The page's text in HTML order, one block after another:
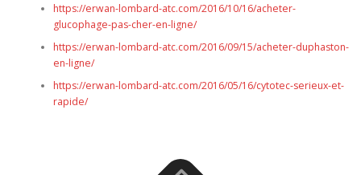
https://erwan-lombard-atc.com/2016/10/16/acheter-
glucophage-pas-cher-en-ligne/
https://erwan-lombard-atc.com/2016/09/15/acheter-duphaston-
en-ligne/
https://erwan-lombard-atc.com/2016/05/16/cytotec-serieux-et-
rapide/